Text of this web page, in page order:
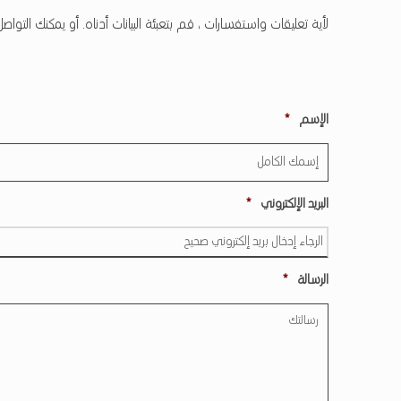
لأية تعليقات واستفسارات ، قم بتعبئة البيانات أدناه. أو يمكنك
الإسم *
Required
البريد الإلكتروني *
Required
الرسالة *
Required